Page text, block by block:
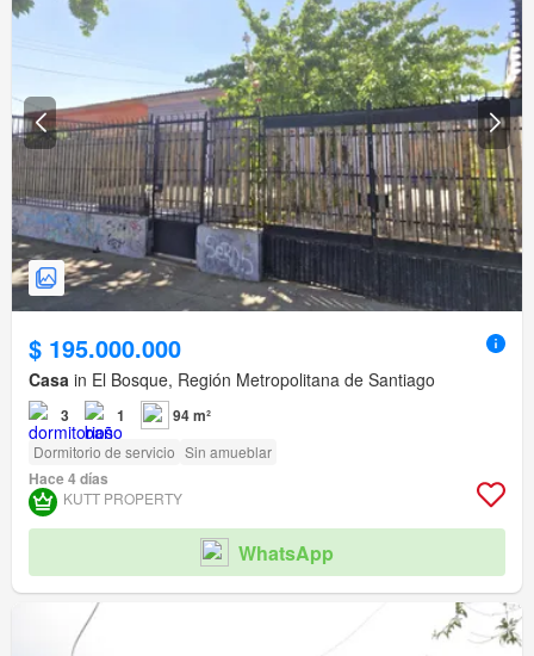
$ 195.000.000
Casa in El Bosque, Región Metropolitana de Santiago
3 1 94 m²
Dormitorio de servicio Sin amueblar
Hace 4 días
KUTT PROPERTY
WhatsApp